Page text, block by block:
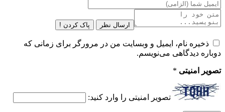
ارسال نظر پاک کردن !
ذخیره نام، ایمیل و وبسایت من در مرورگر برای زمانی که
دوباره دیدگاهی می‌نویسم.
تصویر امنیتی *
تصویر امنیتی را وارد کنید: